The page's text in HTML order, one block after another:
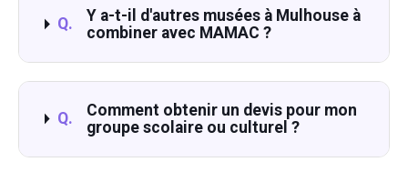
Q.
Y a-t-il d'autres musées à Mulhouse à
combiner avec MAMAC ?
Q.
Comment obtenir un devis pour mon
groupe scolaire ou culturel ?